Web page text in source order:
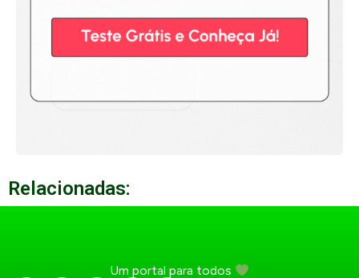
Relacionadas:
Um portal para todos